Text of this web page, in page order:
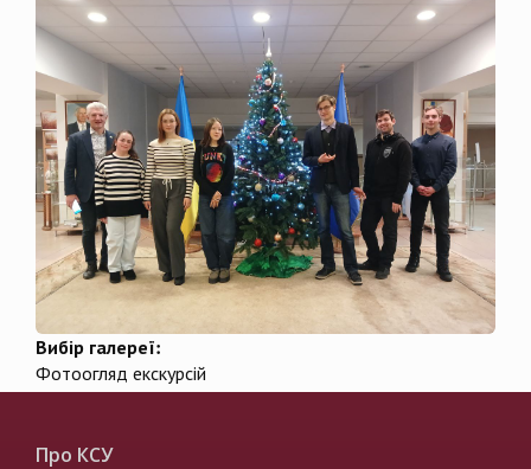
Вибір галереї:
Фотоогляд екскурсій
Про КСУ